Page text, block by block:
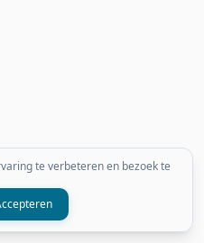
te verbeteren en bezoek te